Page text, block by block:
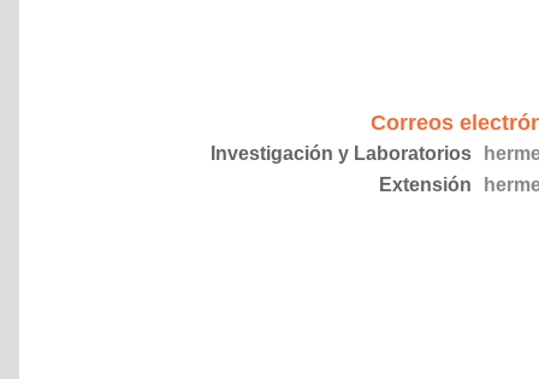
Correos
Investigación y Laboratorios
Extensión